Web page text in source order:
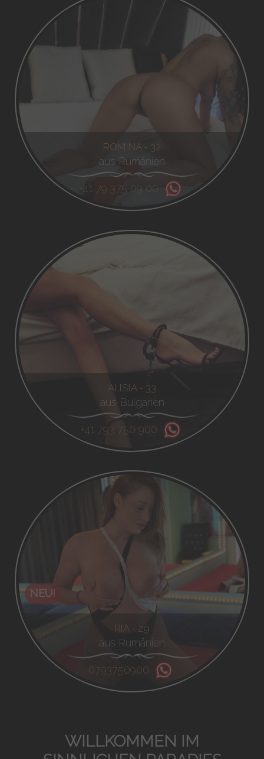
ROMINA - 32
aus Rumänien
+41 79 375 09 00
ALISIA - 33
aus Bulgarien
+41 793 750 900
NEU!
RIA - 29
aus Rumänien
0793750900
WILLKOMMEN IM